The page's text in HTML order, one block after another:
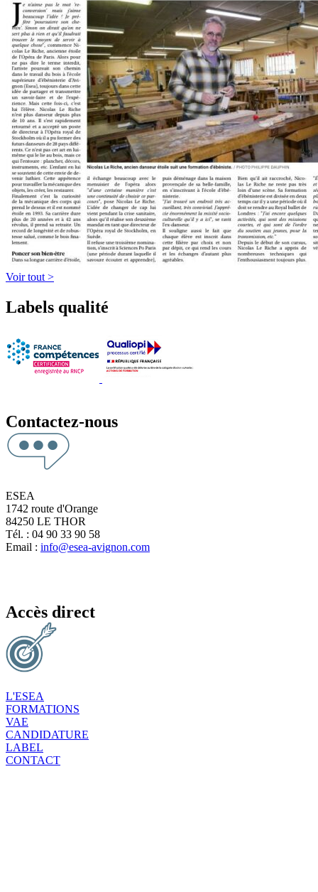
Voir tout >
Labels qualité
Contactez-nous
ESEA
1742 route d'Orange
84250 LE THOR
Tél. : 04 90 33 90 58
Email : info@esea-avignon.com
Accès direct
L'ESEA
FORMATIONS
VAE
CANDIDATURE
LABEL
CONTACT